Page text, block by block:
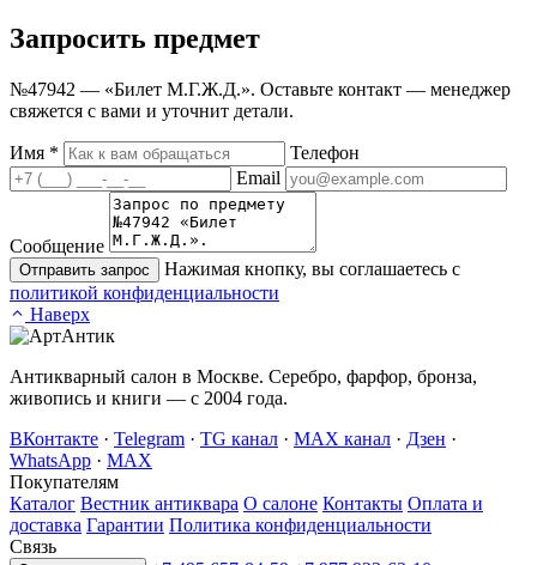
Запросить предмет
№47942 — «Билет М.Г.Ж.Д.». Оставьте контакт — менеджер
свяжется с вами и уточнит детали.
Имя *
Телефон
Email
Сообщение
Отправить запрос
Нажимая кнопку, вы соглашаетесь с
политикой конфиденциальности
Наверх
Антикварный салон в Москве. Серебро, фарфор, бронза,
живопись и книги — с 2004 года.
ВКонтакте · Telegram · TG канал · MAX канал · Дзен ·
WhatsApp · MAX
Покупателям
Каталог Вестник антиквара О салоне Контакты Оплата и
доставка Гарантии Политика конфиденциальности
Связь